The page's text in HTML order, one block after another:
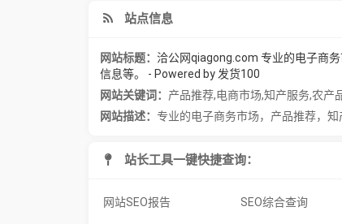
站点信息
网站标题： 洽公网qiagong.com 专业的电子商
信息等。 - Powered by 发货100
网站关键词： 产品推荐,电商市场,知产服务,农产
网站描述： 专业的电子商务市场，产品推荐，
站长工具一键快捷查询：
网站SEO报告 SEO综合查询